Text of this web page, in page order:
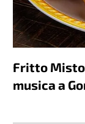
Fritto Misto
musica a